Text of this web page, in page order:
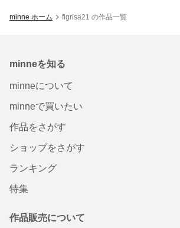
minne ホーム figrisa21 の作品一覧
minneを知る
minneについて
minneで買いたい
作品をさがす
ショップをさがす
ランキング
特集
作品販売について